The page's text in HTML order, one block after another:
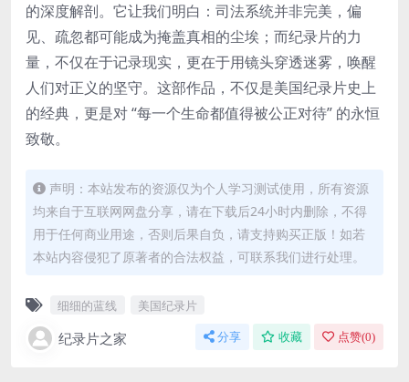
的深度解剖。它让我们明白：司法系统并非完美，偏
见、疏忽都可能成为掩盖真相的尘埃；而纪录片的力
量，不仅在于记录现实，更在于用镜头穿透迷雾，唤醒
人们对正义的坚守。这部作品，不仅是美国纪录片史上
的经典，更是对 “每一个生命都值得被公正对待” 的永恒
致敬。
声明：本站发布的资源仅为个人学习测试使用，所有资源
均来自于互联网网盘分享，请在下载后24小时内删除，不得
用于任何商业用途，否则后果自负，请支持购买正版！如若
本站内容侵犯了原著者的合法权益，可联系我们进行处理。
细细的蓝线 美国纪录片
纪录片之家 分享 收藏 点赞(0)